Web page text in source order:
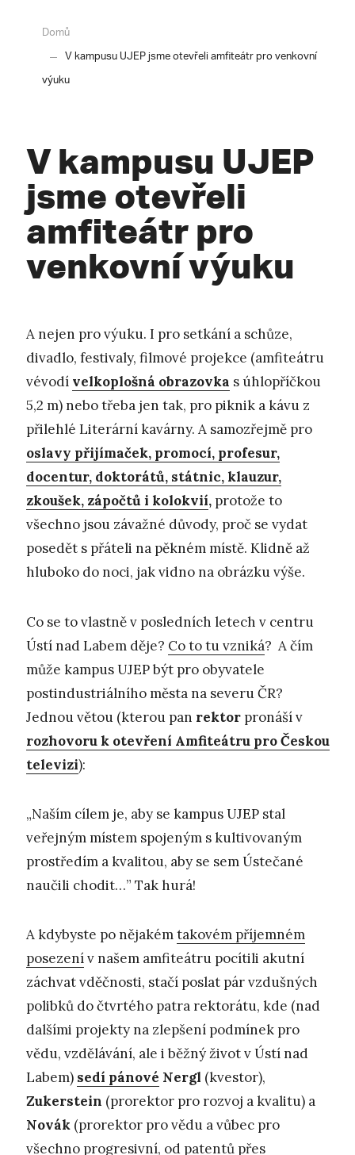
Domů
V kampusu UJEP jsme otevřeli amfiteátr pro venkovní
výuku
V kampusu UJEP
jsme otevřeli
amfiteátr pro
venkovní výuku
A nejen pro výuku. I pro setkání a schůze,
divadlo, festivaly, filmové projekce (amfiteátru
vévodí velkoplošná obrazovka s úhlopříčkou
5,2 m) nebo třeba jen tak, pro piknik a kávu z
přilehlé Literární kavárny. A samozřejmě pro
oslavy přijímaček, promocí, profesur,
docentur, doktorátů, státnic, klauzur,
zkoušek, zápočtů i kolokvií, protože to
všechno jsou závažné důvody, proč se vydat
posedět s přáteli na pěkném místě. Klidně až
hluboko do noci, jak vidno na obrázku výše.
Co se to vlastně v posledních letech v centru
Ústí nad Labem děje? Co to tu vzniká? A čím
může kampus UJEP být pro obyvatele
postindustriálního města na severu ČR?
Jednou větou (kterou pan rektor pronáší v
rozhovoru k otevření Amfiteátru pro Českou
televizi):
„Naším cílem je, aby se kampus UJEP stal
veřejným místem spojeným s kultivovaným
prostředím a kvalitou, aby se sem Ústečané
naučili chodit…” Tak hurá!
A kdybyste po nějakémtakovém příjemném
posezenív našem amfiteátru pocítili akutní
záchvat vděčnosti, stačí poslat pár vzdušných
polibků do čtvrtého patra rektorátu, kde (nad
dalšími projekty na zlepšení podmínek pro
vědu, vzdělávání, ale i běžný život v Ústí nad
Labem) sedí pánové Nergl (kvestor),
Zukerstein (prorektor pro rozvoj a kvalitu) a
Novák (prorektor pro vědu a vůbec pro
všechno progresivní, od patentů přes